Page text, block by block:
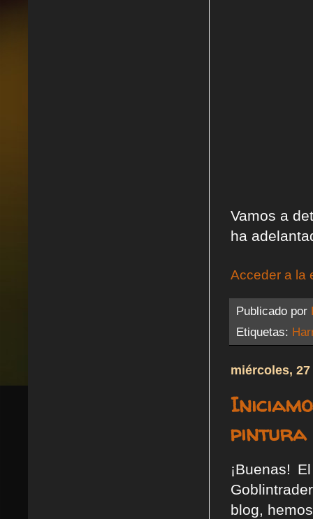
Vamos a
ha
Acceder a la
Publicado por
Etiquetas:
miércoles,
pintura
¡Buenas!
blog,